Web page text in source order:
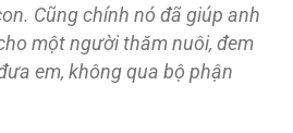
Cũng chính nó đã giúp anh
một người thăm nuôi, đem
em, không qua bộ phận